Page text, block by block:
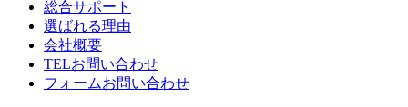
総合サポート
選ばれる理由
会社概要
TELお問い合わせ
フォームお問い合わせ